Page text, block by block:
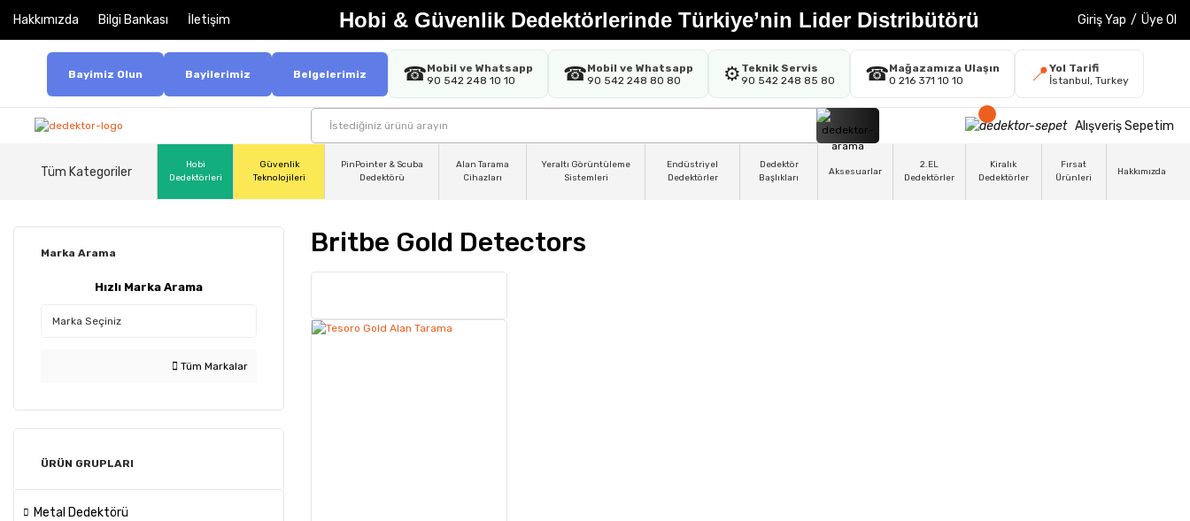
Hakkımızda Bilgi Bankası İletişim Hobi & Güvenlik Dedektörlerinde Türkiye’nin Lider Distribütörü Giriş Yap / Üye Ol
Bayimiz Olun Bayilerimiz Belgelerimiz ☎Mobil ve Whatsapp
90 542 248 10 10
☎Mobil ve Whatsapp
90 542 248 80 80
⚙️ Teknik Servis
90 542 248 85 80
☎Mağazamıza Ulaşın
0 216 371 10 10
📍Yol Tarifi
İstanbul, Turkey
Alışveriş Sepetim
Tüm Kategoriler
Hobi
Dedektörleri
Güvenlik
Teknolojileri
PinPointer & Scuba
Dedektörü
Alan Tarama
Cihazları
Yeraltı Görüntüleme
Sistemleri
Endüstriyel
Dedektörler
Dedektör
Başlıkları
Aksesuarlar
2.EL
Dedektörler
Kiralık
Dedektörler
Fırsat
Ürünleri
Hakkımızda
Marka Arama
Hızlı Marka Arama
Tüm Markalar
ÜRÜN GRUPLARI
Metal Dedektörü
Britbe Gold Detectors